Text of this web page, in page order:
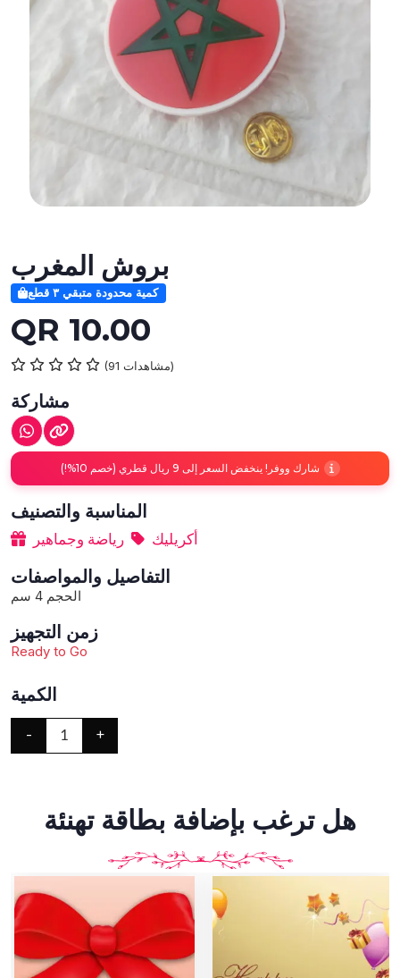
بروش المغرب
كمية محدودة متبقي ٣ قطع
QR 10.00
(91 مشاهدات)
مشاركة
شارك ووفر! ينخفض السعر إلى 9 ريال قطري (خصم 10%!)
المناسبة والتصنيف
رياضة وجماهير أكريليك
التفاصيل والمواصفات
الحجم 4 سم
زمن التجهيز
Ready to Go
الكمية
- 1 +
هل ترغب بإضافة بطاقة تهنئة